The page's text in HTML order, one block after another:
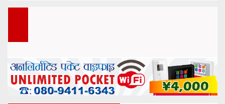
आन्दोलन गर्ने घोषणा